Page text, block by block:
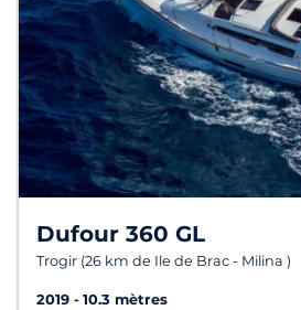
Dufour 360 GL
Trogir (26 km de Ile de Brac - Milina )
2019
10.3 mètres